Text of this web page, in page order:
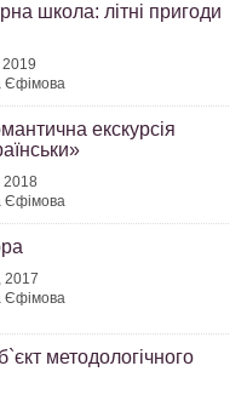
школа: літні пригоди
2019
Єфімова
екскурсія
2018
Єфімова
2017
Єфімова
методологічного